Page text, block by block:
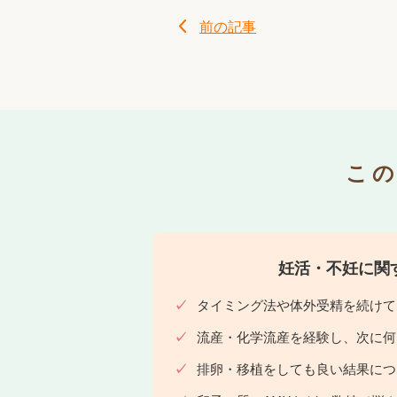
前の記事
こ
妊活・不妊に関
タイミング法や体外受精を続け
流産・化学流産を経験し、次に
排卵・移植をしても良い結果に